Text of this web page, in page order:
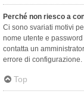
Perché non riesco a
Ci sono svariati motivi
nome utente e
contatta un
errore di configurazione.
Top